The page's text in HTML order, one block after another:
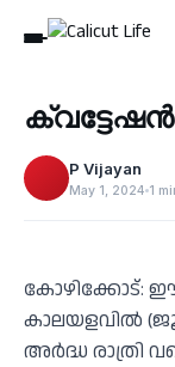
‹
Business
P Vijayan
May 1, 2024 1
കോഴിക്കോട്:
കാലയളവില്‍
അര്‍ദ്ധ രാത്രി